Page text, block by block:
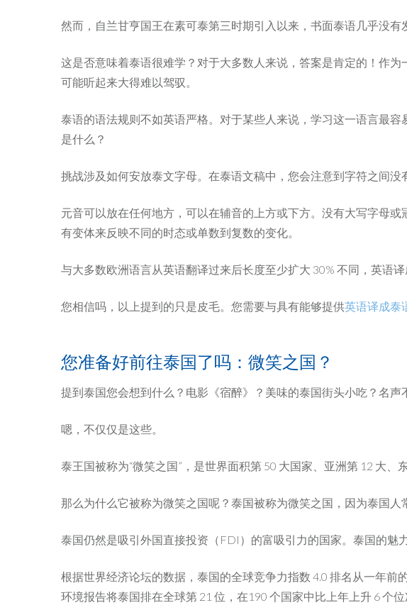
然而，自兰甘亨国王在素可泰第三时期引入以来，书面泰语几乎没有
这是否意味着泰语很难学？对于大多数人来说，答案是肯定的！作
可能听起来大得难以驾驭。
泰语的语法规则不如英语严格。对于某些人来说，学习这一语言最
是什么？
挑战涉及如何安放泰文字母。在泰语文稿中，您会注意到字符之间没
元音可以放在任何地方，可以在辅音的上方或下方。没有大写字母
有变体来反映不同的时态或单数到复数的变化。
与大多数欧洲语言从英语翻译过来后长度至少扩大 30% 不同，英语
您相信吗，以上提到的只是皮毛。您需要与具有能够提供英语译成泰
您准备好前往泰国了吗：微笑之国？
提到泰国您会想到什么？电影《宿醉》？美味的泰国街头小吃？名声
嗯，不仅仅是这些。
泰王国被称为“微笑之国”，是世界面积第 50 大国家、亚洲第 12 大、东
那么为什么它被称为微笑之国呢？泰国被称为微笑之国，因为泰国人
泰国仍然是吸引外国直接投资（FDI）的富吸引力的国家。泰国的魅
根据世界经济论坛的数据，泰国的全球竞争力指数 4.0 排名从一年前
环境报告将泰国排在全球第 21 位，在190 个国家中比上年上升 6 个位